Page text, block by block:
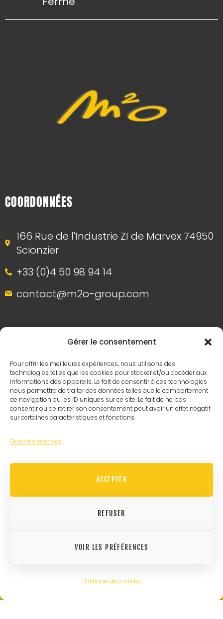
Gérer le consentement
Pour offrir les meilleures expériences, nous utilisons des
technologies telles que les cookies pour stocker et/ou accéder aux
informations des appareils. Le fait de consentir à ces technologies
nous permettra de traiter des données telles que le comportement
de navigation ou les ID uniques sur ce site. Le fait de ne pas
consentir ou de retirer son consentement peut avoir un effet négatif
sur certaines caractéristiques et fonctions.
Gérer les services
ACCEPTER
REFUSER
VOIR LES PRÉFÉRENCES
Politique de cookies
COORDONNÉES
166 Rue de l'Industrie ZI de Marvex 74950
Scionzier
+33 (0)4 50 98 94 14
contact@m2o-group.com
COORDONNÉES
PLAN-LES-OUATES
+41 (0) 22 787 60 24